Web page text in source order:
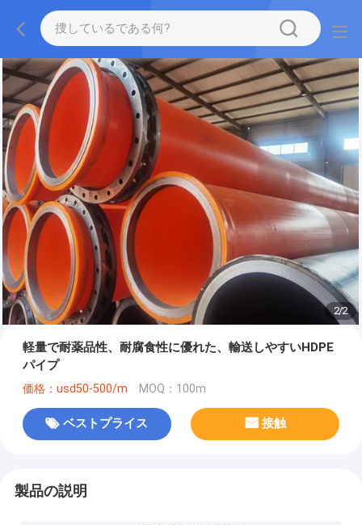
2/2
軽量で耐薬品性、耐腐食性に優れた、輸送しやすいHDPE
パイプ
価格：usd50-500/m MOQ：100m
ベストプライス 接触
製品の説明